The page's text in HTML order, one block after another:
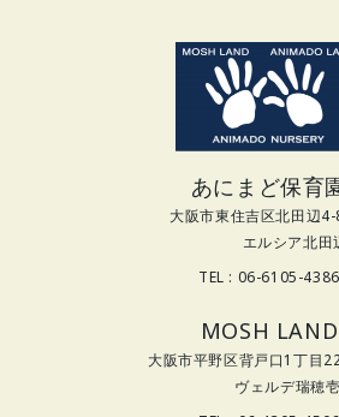
あにまど保育
大阪市東住吉区北田辺
エルシア北田
TEL : 06-6105-4386
MOSH LAND
大阪市平野区背戸口1丁目
ヴェルデ瑞穂壱